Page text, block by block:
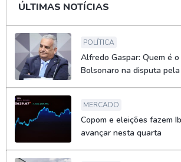
ÚLTIMAS NOTÍCIAS
POLÍTICA
Alfredo Gaspar: Quem é
Bolsonaro na disputa
MERCADO
Copom e eleições fazem
avançar nesta quarta